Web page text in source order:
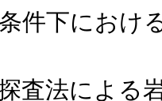
件下におけ
査法による